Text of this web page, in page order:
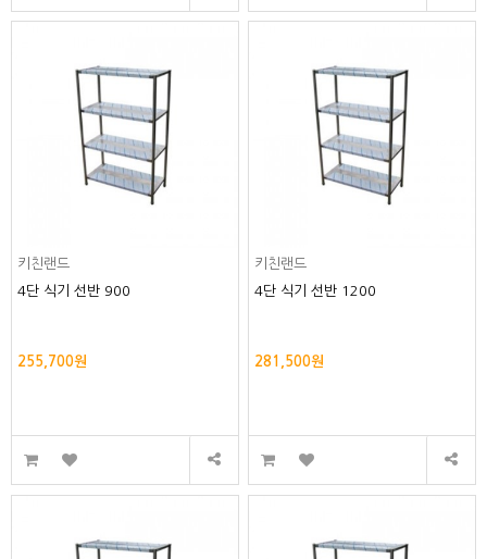
키친랜드
4단 식기 선반 900
255,700원
키친랜드
4단 식기 선반 1200
281,500원